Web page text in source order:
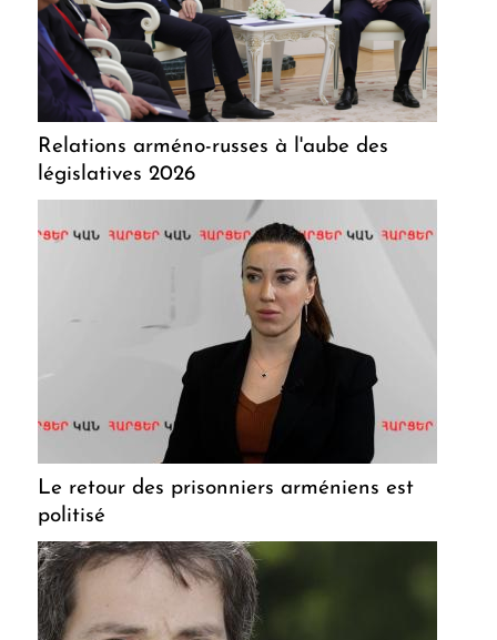
Relations arméno-russes à l'aube des
législatives 2026
Le retour des prisonniers arméniens est
politisé